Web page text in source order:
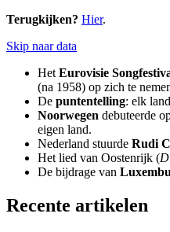
Terugkijken? Hier.
Skip naar data
Het Eurovisie
(na 1958) op zich te
De puntentelling: elk
Noorwegen debuteerde
eigen land.
Nederland stuurde Rudi
Het lied van Oostenrijk (
De bijdrage van
Recente artikelen